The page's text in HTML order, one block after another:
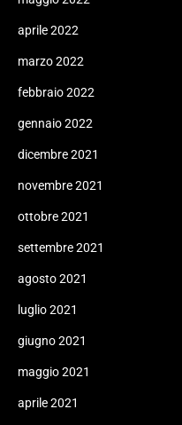
aprile 2022
marzo 2022
febbraio 2022
gennaio 2022
dicembre 2021
novembre 2021
ottobre 2021
settembre 2021
agosto 2021
luglio 2021
giugno 2021
maggio 2021
aprile 2021